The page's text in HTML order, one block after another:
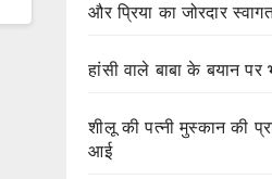
और प्रिया का जोरदार
हांसी वाले बाबा के बयान
शीलू की पत्नी मुस्कान की
आई